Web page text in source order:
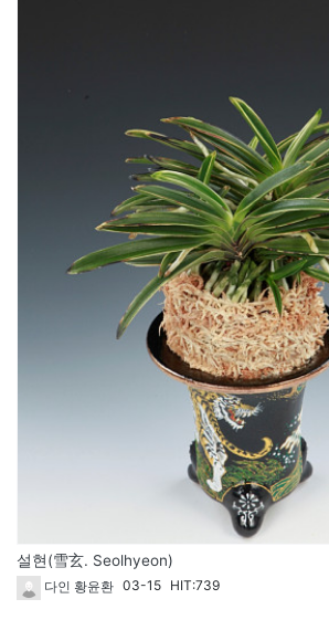
설현(雪玄. Seolhyeon)
다인 황윤환 03-15 HIT:739